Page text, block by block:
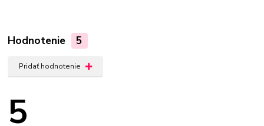
Hodnotenie 5
Pridať hodnotenie
5